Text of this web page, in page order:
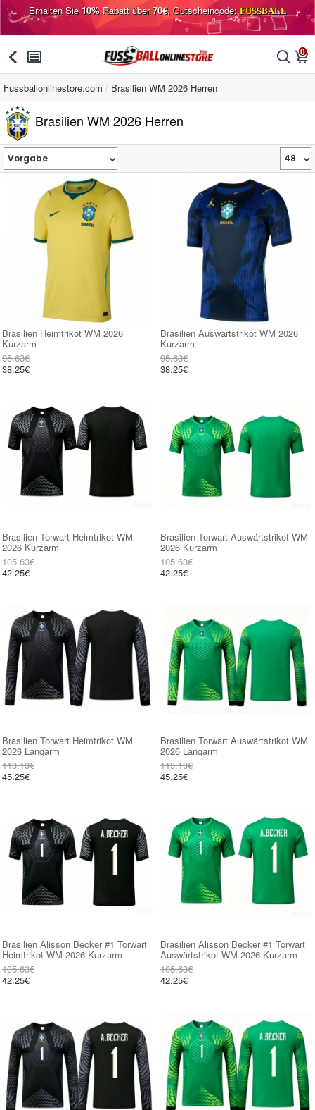
Erhalten Sie10%Rabatt über70€, Gutscheincode:FUSSBALL
󰅯 󰂩 󰂨 0
󰃦
Fussballonlinestore.com Brasilien WM 2026 Herren
Brasilien WM 2026 Herren
Brasilien Heimtrikot WM 2026
Kurzarm
95.63€
38.25€
Brasilien Auswärtstrikot WM 2026
Kurzarm
95.63€
38.25€
Brasilien Torwart Heimtrikot WM
2026 Kurzarm
105.63€
42.25€
Brasilien Torwart Auswärtstrikot WM
2026 Kurzarm
105.63€
42.25€
Brasilien Torwart Heimtrikot WM
2026 Langarm
113.13€
45.25€
Brasilien Torwart Auswärtstrikot WM
2026 Langarm
113.13€
45.25€
Brasilien Alisson Becker #1 Torwart
Heimtrikot WM 2026 Kurzarm
105.63€
42.25€
Brasilien Alisson Becker #1 Torwart
Auswärtstrikot WM 2026 Kurzarm
105.63€
42.25€